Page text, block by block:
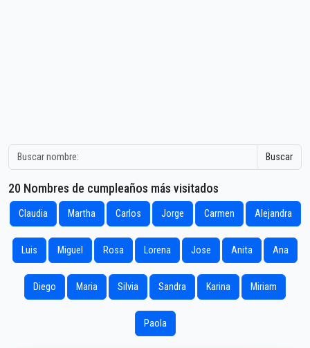
Buscar
20 Nombres de cumpleaños más visitados
Claudia Martha Carlos Jorge Carmen Alejandra
Luis Miguel Rosa Lorena Jose Anita Ana
Diego Maria Silvia Sandra Karina Miriam
Paola